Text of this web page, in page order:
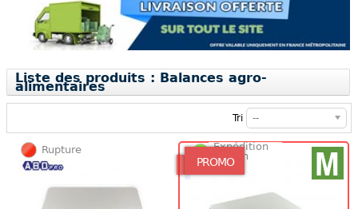
Liste des produits : Balances agro-
alimentaires
Tri --
Rupture
PROMO
Expédition
48/72h